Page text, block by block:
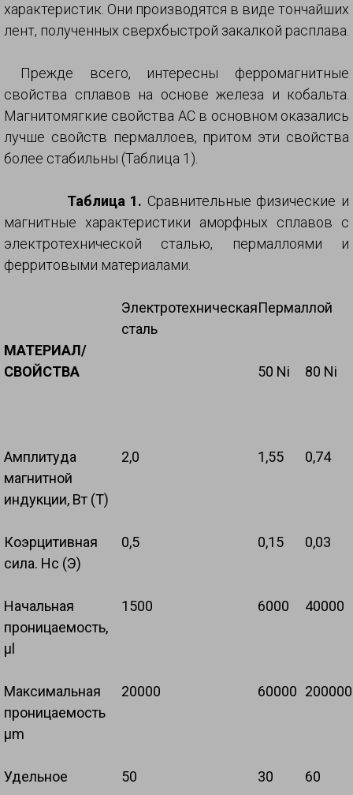
характеристик. Они производятся в виде тончайших
лент, полученных сверхбыстрой закалкой расплава.
Прежде всего, интересны ферромагнитные
свойства сплавов на основе железа и кобальта.
Магнитомягкие свойства АС в основном оказались
лучше свойств пермаллоев, притом эти свойства
более стабильны (Таблица 1).
Таблица 1. Сравнительные физические и
магнитные характеристики аморфных сплавов с
электротехнической сталью, пермаллоями и
ферритовыми материалами.
МАТЕРИАЛ/
СВОЙСТВА
Электротехническая
сталь
Пермаллой
50 Ni 80 Ni
Амплитуда
магнитной
индукции, Вт (Т)
2,0 1,55 0,74
Коэрцитивная
сила. Нс (Э)
0,5 0,15 0,03
Начальная
проницаемость,
μl
1500 6000 40000
Максимальная
проницаемость
μm
20000 60000 200000
Удельное
50 30 60